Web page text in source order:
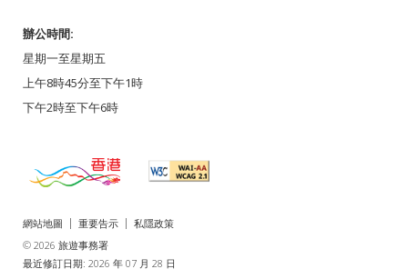
辦公時間:
星期一至星期五
上午8時45分至下午1時
下午2時至下午6時
網站地圖 重要告示
私隱政策
© 2026 旅遊事務署
最近修訂日期: 2026 年 07 月 28 日